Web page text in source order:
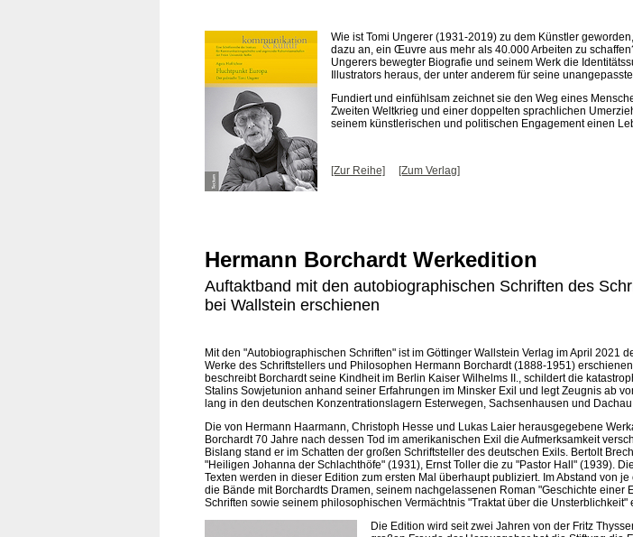
Wie ist Tomi Ungerer (1931-2019) zu dem Künstler
dazu an, ein Œuvre aus mehr als 40.000 Arbeiten zu
Ungerers bewegter Biografie und seinem Werk die
Illustrators heraus, der unter anderem für seine
Fundiert und einfühlsam zeichnet sie den Weg eines
Zweiten Weltkrieg und einer doppelten sprachlichen
seinem künstlerischen und politischen Engagement einen
[Zur Reihe] [Zum Verlag]
Hermann Borchardt Werkedition
Auftaktband mit den autobiographischen Schriften des
bei Wallstein erschienen
Mit den "Autobiographischen Schriften" ist im Göttinger Wallstein Verlag im April 2021
Werke des Schriftstellers und Philosophen Hermann Borchardt (1888-1951)
beschreibt Borchardt seine Kindheit im Berlin Kaiser Wilhelms II., schildert die
Stalins Sowjetunion anhand seiner Erfahrungen im Minsker Exil und legt Zeugnis ab
lang in den deutschen Konzentrationslagern Esterwegen, Sachsenhausen und
Die von Hermann Haarmann, Christoph Hesse und Lukas Laier herausgegebene
Borchardt 70 Jahre nach dessen Tod im amerikanischen Exil die Aufmerksamkeit
Bislang stand er im Schatten der großen Schriftsteller des deutschen Exils. Bertolt
"Heiligen Johanna der Schlachthöfe" (1931), Ernst Toller die zu "Pastor Hall" (1939).
Texten werden in dieser Edition zum ersten Mal überhaupt publiziert. Im Abstand von
die Bände mit Borchardts Dramen, seinem nachgelassenen Roman "Geschichte einer
Schriften sowie seinem philosophischen Vermächtnis "Traktat über die Unsterblichkeit"
Die Edition wird seit zwei Jahren von der Fritz